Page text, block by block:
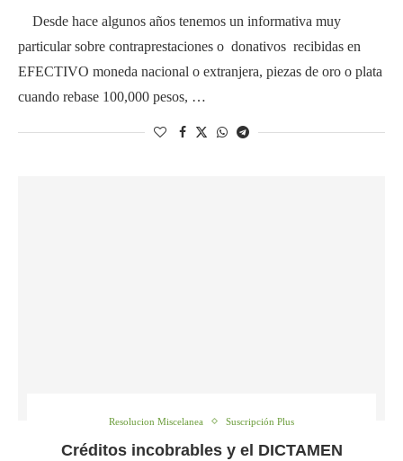
Desde hace algunos años tenemos un informativa muy
particular sobre contraprestaciones o donativos recibidas en
EFECTIVO moneda nacional o extranjera, piezas de oro o plata
cuando rebase 100,000 pesos, …
Resolucion Miscelanea Suscripción Plus
Créditos incobrables y el DICTAMEN